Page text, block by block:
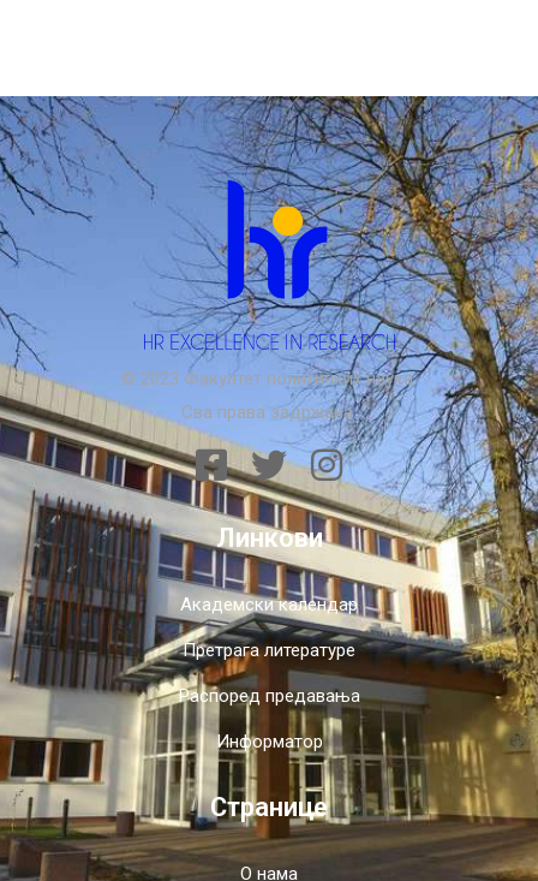
© 2023 Факултет политичких наука.
Сва права задржана.
Линкови
Академски календар
Претрага литературе
Распоред предавања
Информатор
Странице
О нама